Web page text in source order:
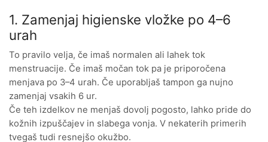
1. Zamenjaj higienske vložke po 4–6
urah
To pravilo velja, če imaš normalen ali lahek tok
menstruacije. Če imaš močan tok pa je priporočena
menjava po 3–4 urah. Če uporabljaš tampon ga nujno
zamenjaj vsakih 6 ur.
Če teh izdelkov ne menjaš dovolj pogosto, lahko pride do
kožnih izpuščajev in slabega vonja. V nekaterih primerih
tvegaš tudi resnejšo okužbo.